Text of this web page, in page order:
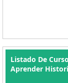
Listado De
Aprender